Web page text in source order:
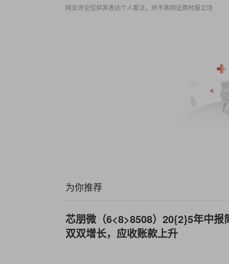
网友评论仅供其表达个人看法，并不表明证券时报立场
为你推荐
芯朋微（6<8>8508）20{2}5年中报
双双增长，应收账款上升